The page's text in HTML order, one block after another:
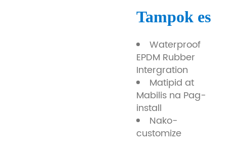
Tampok es
Waterproof
EPDM Rubber
Intergration
Matipid at
Mabilis na Pag-
install
Nako-
customize